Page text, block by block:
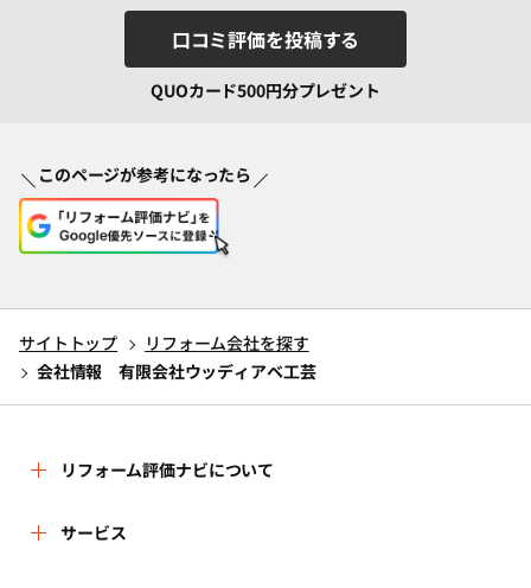
口コミ評価を投稿する
QUOカード500円分プレゼント
このページが参考になったら
サイトトップ
リフォーム会社を探す
会社情報 有限会社ウッディアベ工芸
リフォーム評価ナビについて
リフォーム評価ナビとは
サービス